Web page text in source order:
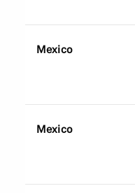
Mexico
Mexico